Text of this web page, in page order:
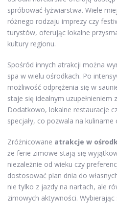
spróbować łyżwiarstwa. Wiele
różnego rodzaju imprezy czy
turystów, oferując lokalne
kultury regionu.
Spośród innych atrakcji można
spa w wielu ośrodkach. Po
możliwość odprężenia się w
staje się idealnym uzupełnieniem
Dodatkowo, lokalne restauracje
specjały, co pozwala na
Zróżnicowane atrakcje w
że ferie zimowe stają się
niezależnie od wieku czy
dostosować plan dnia do
nie tylko z jazdy na nartach, ale
zimowych aktywności.